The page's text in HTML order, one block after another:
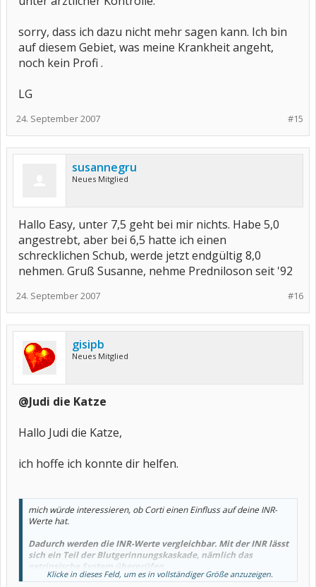
sorry, dass ich dazu nicht mehr sagen kann. Ich bin
auf diesem Gebiet, was meine Krankheit angeht,
noch kein Profi .
LG
#15
24. September 2007
susannegru
Neues Mitglied
Hallo Easy, unter 7,5 geht bei mir nichts. Habe 5,0
angestrebt, aber bei 6,5 hatte ich einen
schrecklichen Schub, werde jetzt endgültig 8,0
nehmen. Gruß Susanne, nehme Predniloson seit '92
#16
24. September 2007
gisipb
Neues Mitglied
@Judi die Katze
Hallo Judi die Katze,
ich hoffe ich konnte dir helfen.
mich würde interessieren, ob Corti einen Einfluss auf deine INR-
Werte hat.
Dadurch werden die INR-Werte vergleichbar. Mit der INR lässt
sich ein Teil der Blutgerinnungskaskade, nämlich das
extrinsische System überprüfen.
Klicke in dieses Feld, um es in vollständiger Größe anzuzeigen.